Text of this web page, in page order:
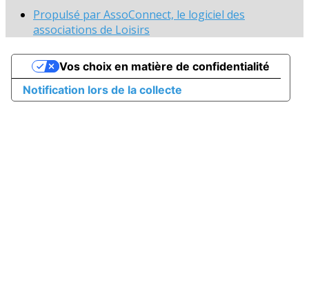
Propulsé par AssoConnect, le logiciel des
associations de Loisirs
Notification lors de la collecte
Vos choix en matière de confidentialité